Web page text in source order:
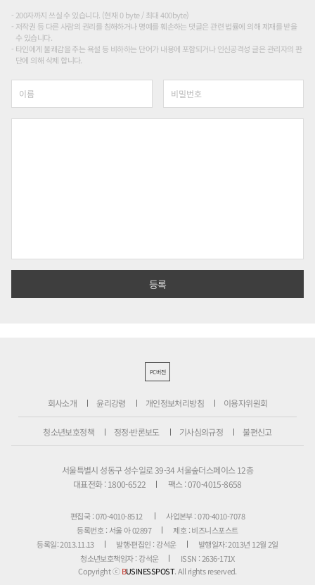
200자까지 쓰실 수 있습니다. (현재 0 byte / 최대 400byte)
저작권 등 다른 사람의 권리를 침해하거나 명예를 훼손하는 댓글은 관련 법률에 의해 제재를 받을
수 있습니다.
타인에게 불쾌감을 주는 욕설 등 비하하는 단어가 내용에 포함되거나 인신공격성 글은 관리자의 판
단에 의해 삭제 합니다.
PC버전
회사소개 윤리강령 개인정보처리방침 이용자위원회
청소년보호정책 정정·반론보도 기사심의규정 불편신고
서울특별시 성동구 성수일로 39-34 서울숲더스페이스 12층
대표전화 : 1800-6522
팩스 : 070-4015-8658
편집국 : 070-4010-8512
사업본부 : 070-4010-7078
등록번호 : 서울 아 02897
제호 : 비즈니스포스트
등록일: 2013.11.13
발행·편집인 : 강석운
발행일자: 2013년 12월 2일
청소년보호책임자 : 강석운
ISSN : 2636-171X
Copyright ⓒBUSINESSPOST. All rights reserved.